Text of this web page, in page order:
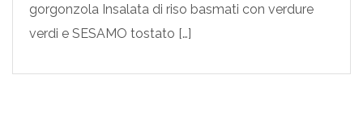
gorgonzola Insalata di riso basmati con verdure
verdi e SESAMO tostato […]